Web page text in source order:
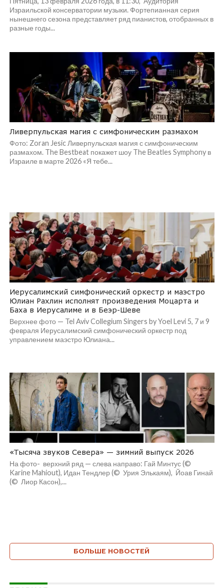
Израильской консерватории музыки. Фортепианная серия
нынешнего сезона представляет ряд пианистов, отобранных в
разные годы...
Ливерпульская магия с симфоническим размахом
Фото: Zoran Jesic Ливерпульская магия с симфоническим
размахом. The Bestbeat покажет шоу The Beatles Symphony в
Израиле в марте 2026 «Я тебе...
Иерусалимский симфонический оркестр и маэстро
Юлиан Рахлин исполнят произведения Моцарта и
Баха в Иерусалиме и в Беэр-Шеве
Верхнее фото — Tel Aviv Collegium Singers by Yoel Levi 5, 7 и 9
февраля Иерусалимский симфонический оркестр под
управлением маэстро Юлиана...
«Тысяча звуков Севера» — зимний выпуск 2026
На фото- верхний ряд — слева направо: Гай Минтус (©
Karine Mahiout), Идан Тендлер (© Урия Элькаям), Йоав Гинай
(© Лиор Касон),...
БОЛЬШЕ НОВОСТЕЙ